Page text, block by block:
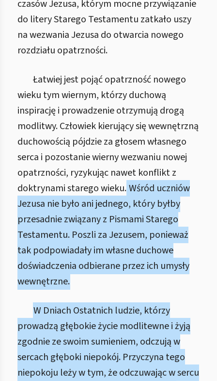
czasów Jezusa, którym mocne przywiązanie
do litery Starego Testamentu zatkało uszy
na wezwania Jezusa do otwarcia nowego
rozdziału opatrzności.
Łatwiej jest pojąć opatrzność nowego
wieku tym wiernym, którzy duchową
inspirację i prowadzenie otrzymują drogą
modlitwy. Człowiek kierujący się wewnętrzną
duchowością pójdzie za głosem własnego
serca i pozostanie wierny wezwaniu nowej
opatrzności, ryzykując nawet konflikt z
doktrynami starego wieku.Wśród uczniów
Jezusa nie było ani jednego, który byłby
przesadnie związany z Pismami Starego
Testamentu. Poszli za Jezusem, ponieważ
tak podpowiadały im własne duchowe
doświadczenia odbierane przez ich umysły
wewnętrzne.
W Dniach Ostatnich ludzie, którzy
prowadzą głębokie życie modlitewne i żyją
zgodnie ze swoim sumieniem, odczują w
sercach głęboki niepokój. Przyczyna tego
niepokoju leży w tym, że odczuwając w sercu